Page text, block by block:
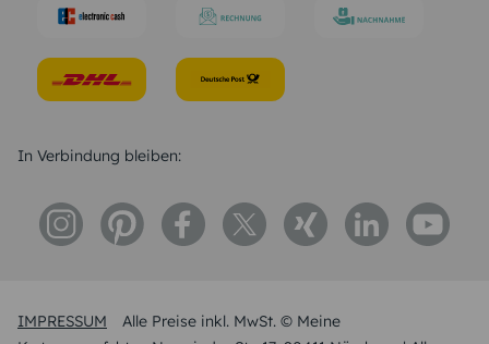
IMPRESSUM
Alle Preise inkl. MwSt. © Meine
In Verbindung bleiben: